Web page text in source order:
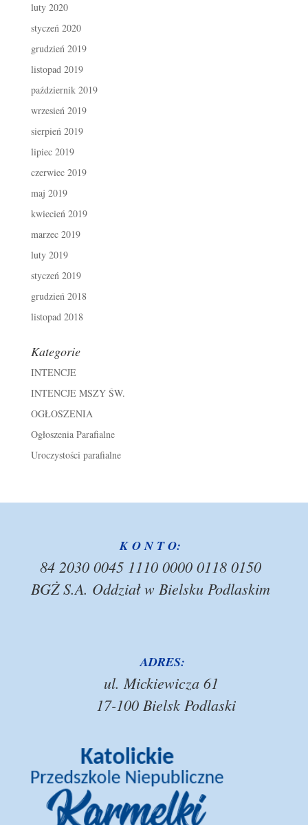
luty 2020
styczeń 2020
grudzień 2019
listopad 2019
październik 2019
wrzesień 2019
sierpień 2019
lipiec 2019
czerwiec 2019
maj 2019
kwiecień 2019
marzec 2019
luty 2019
styczeń 2019
grudzień 2018
listopad 2018
Kategorie
INTENCJE
INTENCJE MSZY ŚW.
OGŁOSZENIA
Ogłoszenia Parafialne
Uroczystości parafialne
K O N T O:
84 2030 0045 1110 0000 0118 0150
BGŻ S.A. Oddział w Bielsku Podlaskim
ADRES:
ul. Mickiewicza 61
17-100 Bielsk Podlaski